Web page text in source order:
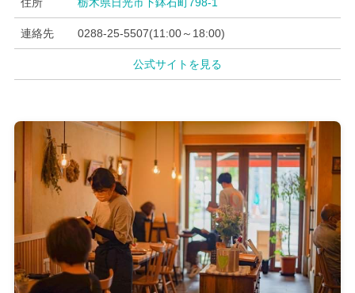
連絡先 0288-25-5507(11:00～18:00)
公式サイトを見る